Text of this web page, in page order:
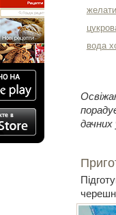
вода